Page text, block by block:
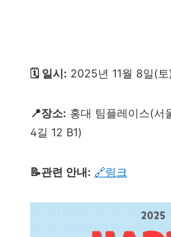
🗓️ 일시: 2025년 11월 8일(
📍장소: 홍대 팀플레이스(서
4길 12 B1)
📝관련 안내: 🔗링크